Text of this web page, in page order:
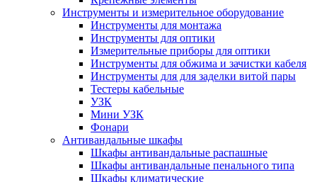
Инструменты и измерительное оборудование
Инструменты для монтажа
Инструменты для оптики
Измерительные приборы для оптики
Инструменты для обжима и зачистки кабеля
Инструменты для для заделки витой пары
Тестеры кабельные
УЗК
Мини УЗК
Фонари
Антивандальные шкафы
Шкафы антивандальные распашные
Шкафы антивандальные пенального типа
Шкафы климатические